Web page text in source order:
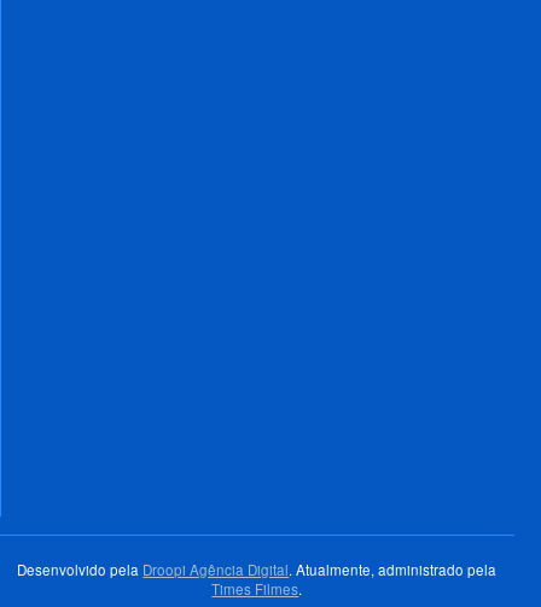
Desenvolvido pela Droopi Agência Digital. Atualmente, administrado pela
Times Filmes.